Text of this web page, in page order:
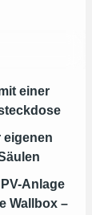
einer
eigenen
Anlage
Wallbox –